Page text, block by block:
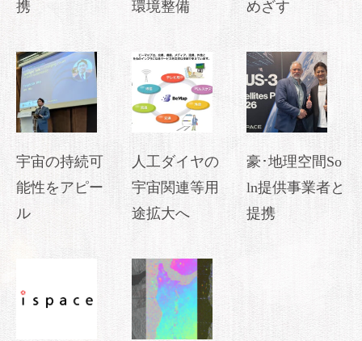
携
環境整備
めざす
宇宙の持続可
能性をアピー
ル
人工ダイヤの
宇宙関連等用
途拡大へ
豪･地理空間So
ln提供事業者と
提携